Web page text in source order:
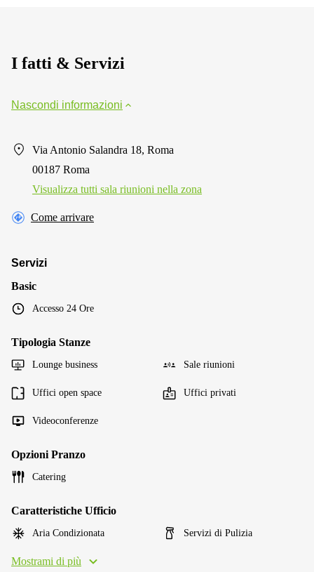
I fatti & Servizi
Nascondi informazioni
Via Antonio Salandra 18, Roma
00187 Roma
Visualizza tutti sala riunioni nella zona
Come arrivare
Servizi
Basic
Accesso 24 Ore
Tipologia Stanze
Lounge business Sale riunioni
Uffici open space Uffici privati
Videoconferenze
Opzioni Pranzo
Catering
Caratteristiche Ufficio
Aria Condizionata Servizi di Pulizia
Mostrami di più